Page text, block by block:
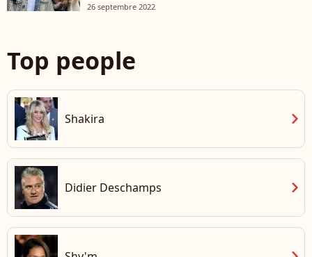
26 septembre 2022
Top people
Shakira chevron_right
Didier Deschamps chevron_right